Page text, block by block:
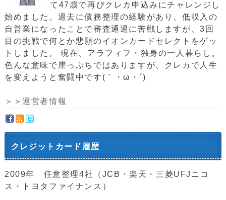
て47歳で再びクレカ申込みにチャレンジし
始めました。過去に債務整理の経験があり、低収入の
自営業になったことで審査通過に苦戦しますが、3回
目の挑戦で何とか悲願のイオンカードセレクトをゲッ
トしました。 現在、アラフィフ・独身の一人暮らし。
色んな意味で崖っぷちではありますが、クレカで人生
を変えようと奮闘中です(｀・ω・´)ゞ
＞＞運営者情報
クレジットカード履歴
2009年 任意整理4社（JCB・楽天・三菱UFJニコ
ス・トヨタファイナンス）